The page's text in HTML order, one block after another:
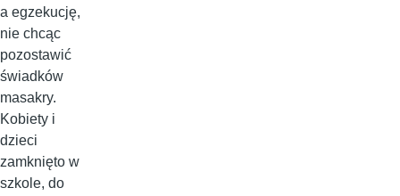
a egzekucję,
nie chcąc
pozostawić
świadków
masakry.
Kobiety i
dzieci
zamknięto w
szkole, do